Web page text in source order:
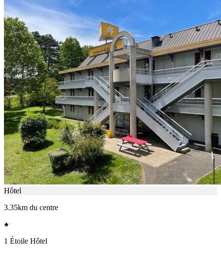
Hôtel
3.35km du centre
1 Étoile Hôtel